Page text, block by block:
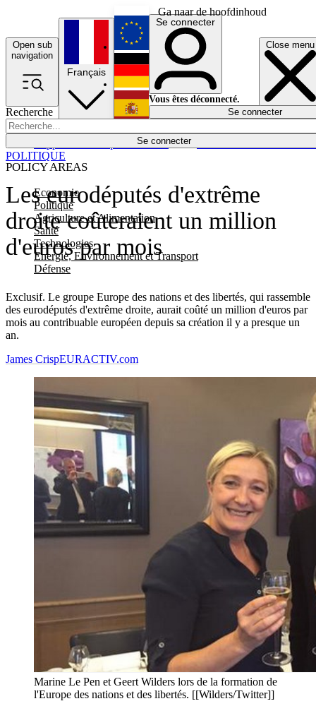
Ga naar de hoofdinhoud
Open sub
navigation
Close menu
Recherche
Se connecter
POLICY AREAS
Economie
Politique
Agriculture et Alimentation
Santé
Technologies
Energie, Environnement et Transport
Défense
Économie
Français
English
Deutsch
Español
Se connecter
Vous êtes déconnecté.
Se connecter
Les eurodéputés d'extrême
droite coûteraient un million
d'euros par mois
Exclusif. Le groupe Europe des nations et des libertés, qui rassemble
des eurodéputés d'extrême droite, aurait coûté un million d'euros par
mois au contribuable européen depuis sa création il y a presque un
an.
POLITIQUE
James CrispEURACTIV.com
Marine Le Pen et Geert Wilders lors de la formation de
l'Europe des nations et des libertés. [[Wilders/Twitter]]